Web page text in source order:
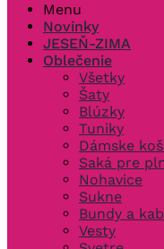
Menu
Novinky
JESEŇ-ZIMA
Oblečenie
Všetky
Šaty
Blúzky
Tuniky
Dámske
Saká pre
Nohavice
Sukne
Bundy a
Vesty